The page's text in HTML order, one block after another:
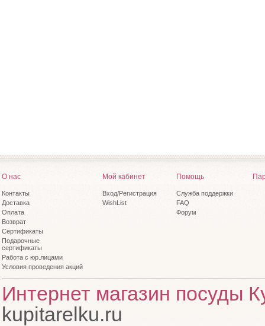
О нас
Контакты
Доставка
Оплата
Возврат
Сертификаты
Подарочные
сертификаты
Работа с юр.лицами
Условия проведения акций
Мой кабинет
Вход/Регистрация
WishList
Помощь
Служба поддержки
FAQ
Форум
Интернет магазин посуды
kupitarelku.ru